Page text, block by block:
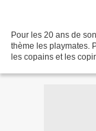
Pour les 20 ans de
thème les playmates.
les copains et les